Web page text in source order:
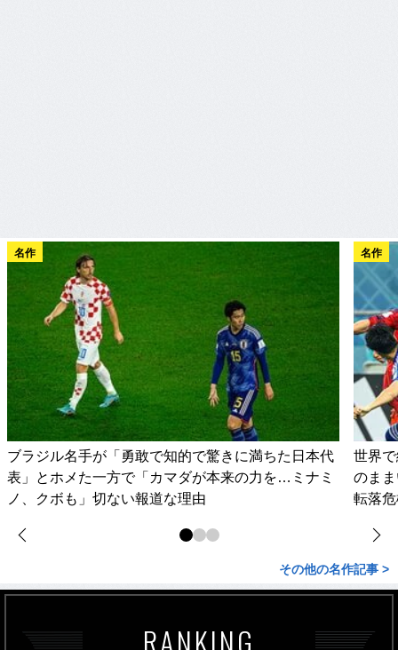
名作
ブラジル名手が「勇敢で知的で驚きに満ちた日本代
表」とホメた一方で「カマダが本来の力を…ミナミ
ノ、クボも」切ない報道な理由
名作
世界
のま
転落
その他の名作記事 >
RANKING